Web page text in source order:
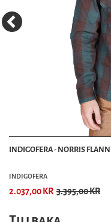
INDIGOFERA - NORRIS
INDIGOFERA
2.037,00 KR 3.395,00 KR